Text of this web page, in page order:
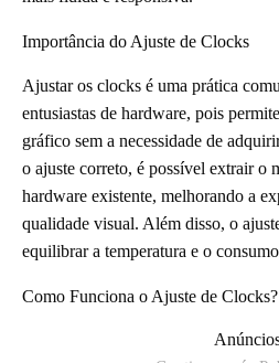
Importância do Ajuste de Clocks
Ajustar os clocks é uma prática
entusiastas de hardware, pois
gráfico sem a necessidade de
o ajuste correto, é possível extrair o
hardware existente, melhorando a
qualidade visual. Além disso, o
equilibrar a temperatura e o
Como Funciona o Ajuste de Clocks?